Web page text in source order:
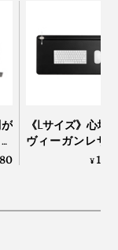
ライン」仕上げ
なデザインを置
だなと感じまし
新着の通知。目
けでロック解除
。
|
《Lサイズ》心地
ヴィーガンレザ
手触り、自然と
¥